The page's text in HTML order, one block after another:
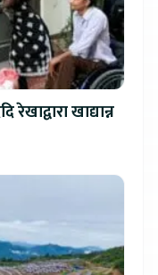
खाद्यान्न